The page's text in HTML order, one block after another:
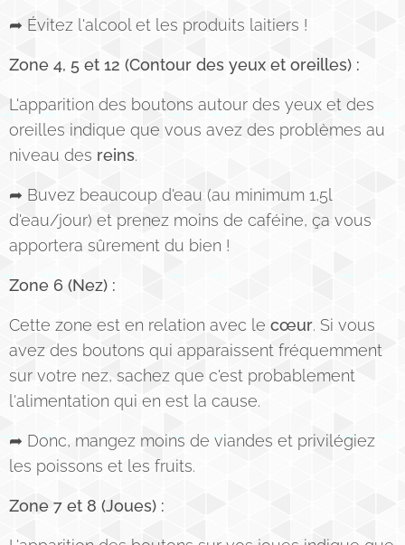
➦ Évitez l'alcool et les produits laitiers !
Zone 4, 5 et 12 (Contour des yeux et oreilles) :
L'apparition des boutons autour des yeux et des
oreilles indique que vous avez des problèmes au
niveau des reins.
➦ Buvez beaucoup d'eau (au minimum 1,5l
d'eau/jour) et prenez moins de caféine, ça vous
apportera sûrement du bien !
Zone 6 (Nez) :
Cette zone est en relation avec le cœur. Si vous
avez des boutons qui apparaissent fréquemment
sur votre nez, sachez que c'est probablement
l'alimentation qui en est la cause.
➦ Donc, mangez moins de viandes et privilégiez
les poissons et les fruits.
Zone 7 et 8 (Joues) :